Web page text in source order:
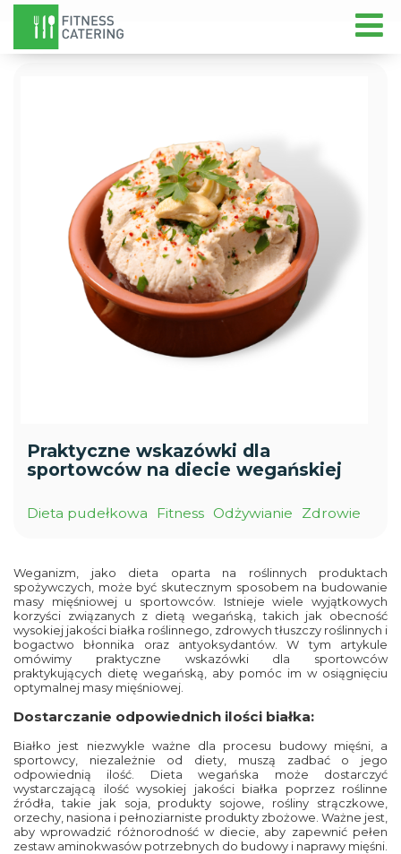
Praktyczne wskazówki dla
sportowców na diecie wegańskiej
Dieta pudełkowa Fitness Odżywianie Zdrowie
Weganizm, jako dieta oparta na roślinnych produktach
spożywczych, może być skutecznym sposobem na budowanie
masy mięśniowej u sportowców. Istnieje wiele wyjątkowych
korzyści związanych z dietą wegańską, takich jak obecność
wysokiej jakości białka roślinnego, zdrowych tłuszczy roślinnych i
bogactwo błonnika oraz antyoksydantów. W tym artykule
omówimy praktyczne wskazówki dla sportowców
praktykujących dietę wegańską, aby pomóc im w osiągnięciu
optymalnej masy mięśniowej.
Dostarczanie odpowiednich ilości białka:
Białko jest niezwykle ważne dla procesu budowy mięśni, a
sportowcy, niezależnie od diety, muszą zadbać o jego
odpowiednią ilość. Dieta wegańska może dostarczyć
wystarczającą ilość wysokiej jakości białka poprzez roślinne
źródła, takie jak soja, produkty sojowe, rośliny strączkowe,
orzechy, nasiona i pełnoziarniste produkty zbożowe. Ważne jest,
aby wprowadzić różnorodność w diecie, aby zapewnić pełen
zestaw aminokwasów potrzebnych do budowy i naprawy mięśni.